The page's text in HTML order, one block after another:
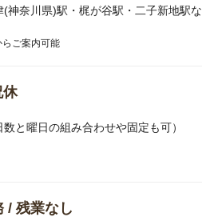
神奈川県)駅・梶が谷駅・二子新地駅な
ご案内可能
休
と曜日の組み合わせや固定も可）
/ 残業なし